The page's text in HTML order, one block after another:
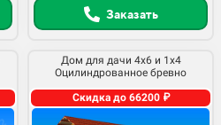
Заказать
Дом для дачи 4х6 и 1х4
Оцилиндрованное бревно
Скидка до 66200 ₽